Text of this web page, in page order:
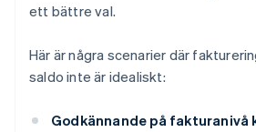
ett bättre val.
Här är några scenarier där
saldo inte är idealiskt:
Godkännande på fakturanivå